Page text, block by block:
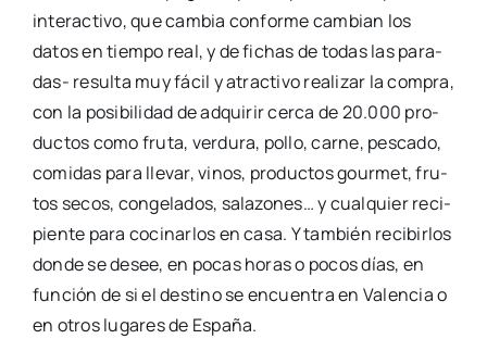
inter­ac­ti­vo, que cam­bia con­for­me cam­bian los
datos en tiem­po real, y de fichas de todas las para­­
das- resul­ta muy fácil y atrac­ti­vo rea­li­zar la com­pra,
con la posi­bi­li­dad de adqui­rir cer­ca de 20.000 pro­
duc­tos como fru­ta, ver­du­ra, pollo, car­ne, pes­ca­do,
comi­das para lle­var, vinos, pro­duc­tos gour­met, fru­
tos secos, con­ge­la­dos, sala­zo­nes… y cual­quier reci­
pien­te para coci­nar­los en casa. Y tam­bién reci­bir­los
don­de se desee, en pocas horas o pocos días, en
fun­ción de si el des­tino se encuen­tra en Valen­cia o
en otros luga­res de Espa­ña.